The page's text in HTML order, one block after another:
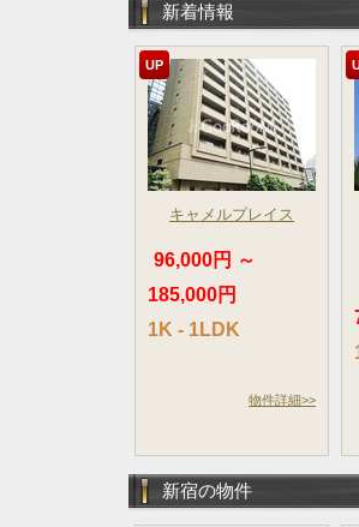
新着情報
UP
キャメルプレイス
96,000円 ～
185,000円
1K - 1LDK
物件詳細>>
新宿の物件